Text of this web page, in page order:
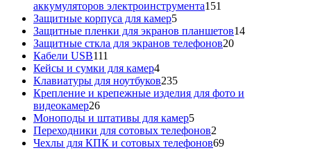
аккумуляторов электроинструмента151
Защитные корпуса для камер55
товаров
Защитные пленки для экранов планшетов1414
Защитные сткла для экранов телефонов2020
Кабели USB111
товаров
Кейсы и сумки для камер44
товара
Клавиатуры для ноутбуков235235
товаров
Крепление и крепежные изделия для фото и
видеокамер2626
товаров
Моноподы и штативы для камер55
товаров
Переходники для сотовых телефонов2
товара
Чехлы для КПК и сотовых телефонов6969